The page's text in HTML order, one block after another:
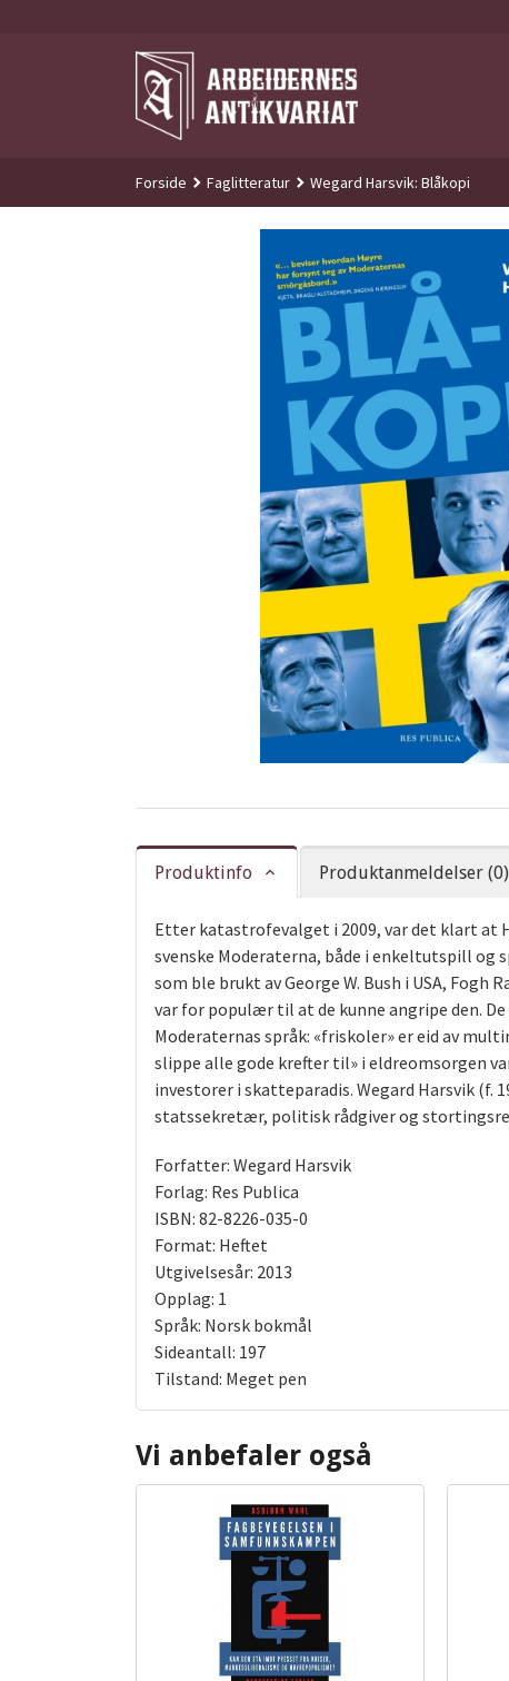
Forside Faglitteratur Wegard Harsvik: Blåkopi
Produktinfo Produktanmeldelser (0)
Etter katastrofevalget i 2009, var det klart at
svenske Moderaterna, både i enkeltutspill og
som ble brukt av George W. Bush i USA,
var for populær til at de kunne angripe den.
Moderaternas språk: «friskoler» er eid av
slippe alle gode krefter til» i eldreomsorgen
investorer i skatteparadis. Wegard Harsvik
statssekretær, politisk rådgiver og
Forfatter: Wegard Harsvik
Forlag: Res Publica
ISBN: 82-8226-035-0
Format: Heftet
Utgivelsesår: 2013
Opplag: 1
Språk: Norsk bokmål
Sideantall: 197
Tilstand: Meget pen
Vi anbefaler også